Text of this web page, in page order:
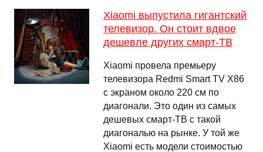
Xiaomi выпустила гигантский
телевизор. Он стоит вдвое
дешевле других смарт-ТВ
Xiaomi провела премьеру
телевизора Redmi Smart TV X86
с экраном около 220 см по
диагонали. Это один из самых
дешевых смарт-ТВ с такой
диагональю на рынке. У той же
Xiaomi есть модели стоимостью